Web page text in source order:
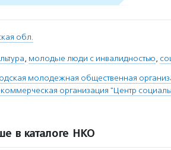
обл.
, молодые люди с инвалидностью,
молодежная общественная
организация "Центр
в каталоге НКО